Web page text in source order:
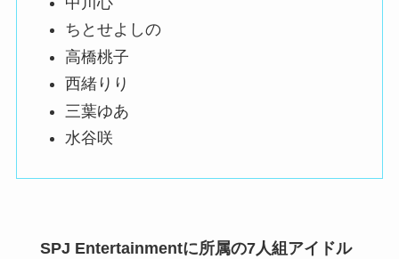
ちとせよしの
高橋桃子
西緒りり
三葉ゆあ
水谷咲
SPJ Entertainmentに所属の7人組アイドル